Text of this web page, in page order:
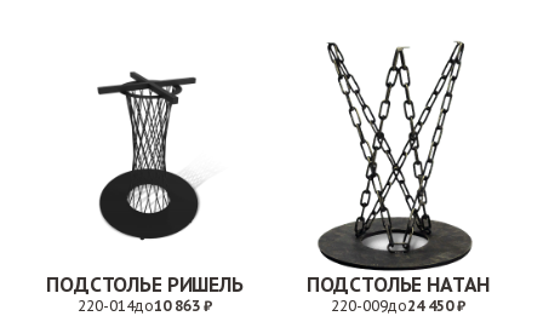
ПОДСТОЛЬЕ РИШЕЛЬ
220-014до10 863 ₽
ПОДСТОЛЬЕ НАТАН
220-009до24 450 ₽